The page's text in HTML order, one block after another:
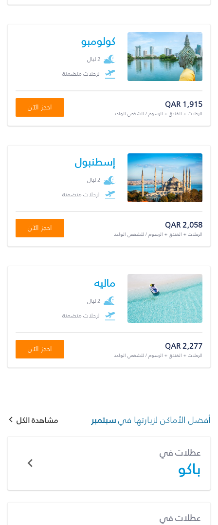
كولومبو
2 ليال
الرحلات متضمنة
QAR 1,915
الرحلات + الفندق + الرسوم / للشخص الواحد
احجز الآن
إسطنبول
2 ليال
الرحلات متضمنة
QAR 2,058
الرحلات + الفندق + الرسوم / للشخص الواحد
احجز الآن
ماليه
2 ليال
الرحلات متضمنة
QAR 2,277
الرحلات + الفندق + الرسوم / للشخص الواحد
احجز الآن
أفضل الأماكن لزيارتها فيسبتمبر مشاهدة الكل
عطلات في
باكو
عطلات في